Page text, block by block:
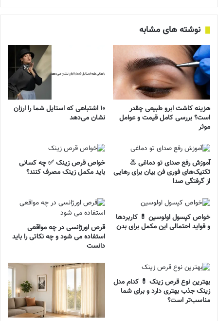
نوشته های مشابه
هزینه کاشت ابرو طبیعی چقدر
است؟ بررسی کامل قیمت و عوامل
موثر
۱۰ اشتباهی که استایل شما را ارزان
نشان می‌دهد
آموزش رفع صدای تو دماغی 👃
تکنیک‌های فوری فن بیان برای رهایی
از گرفتگی صدا
خواص قرص زینک ✅ چه کسانی
باید مکمل زینک مصرف کنند؟
خواص کپسول اولوسین 💊 کاربردها
و فواید احتمالی این مکمل برای بدن
قرص اورژانسی در چه مواقعی
استفاده می شود و چه نکاتی را باید
دانست
بهترین نوع قرص زینک 💊 کدام مدل
زینک جذب بهتری دارد و برای شما
مناسب‌تر است؟